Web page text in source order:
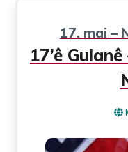
17. mai –
17’ê